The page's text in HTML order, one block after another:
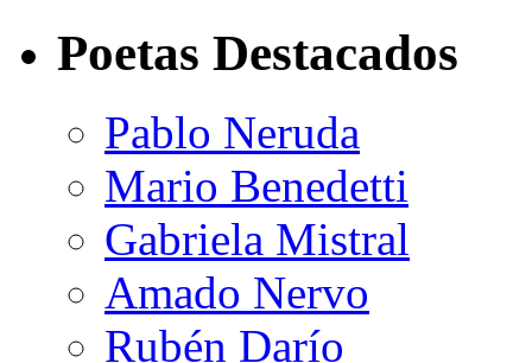
Poetas Destacados
Pablo Neruda
Mario Benedetti
Gabriela Mistral
Amado Nervo
Rubén Darío